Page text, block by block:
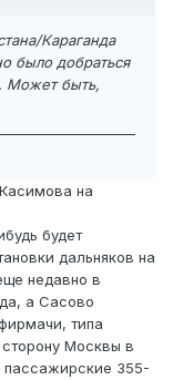
Караганда
было добраться
Может быть,
на
будет
дальняков на
недавно в
а Сасово
типа
Москвы в
355-